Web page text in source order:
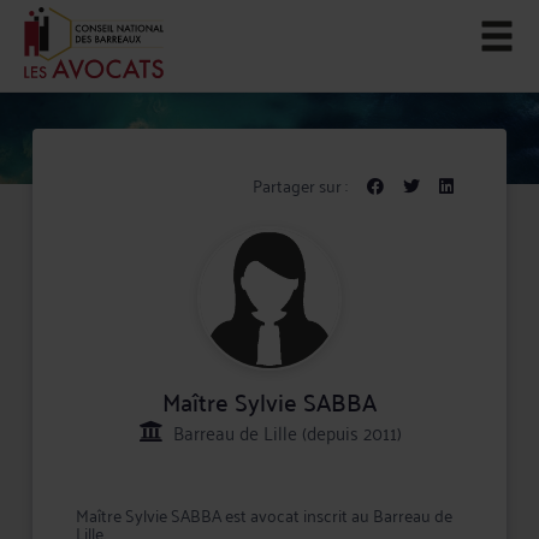
Partager sur :
Maître Sylvie SABBA
Barreau de Lille (depuis 2011)
Maître Sylvie SABBA est avocat inscrit au Barreau de
Lille.